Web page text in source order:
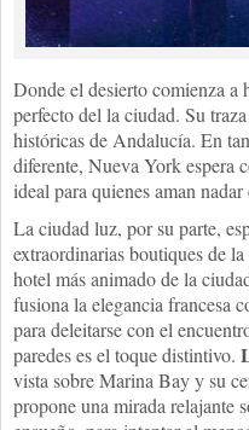
Donde el desierto comienza
perfecto del la ciudad. Su
históricas de Andalucía. En
diferente, Nueva York espera
ideal para quienes aman
La ciudad luz, por su parte,
extraordinarias boutiques de
hotel más animado de la
fusiona la elegancia francesa
para deleitarse con el
paredes es el toque distintivo.
vista sobre Marina Bay y su
propone una mirada relajante